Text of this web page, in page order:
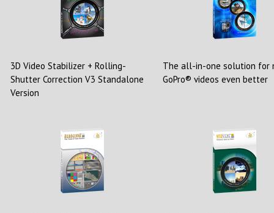
3D Video Stabilizer + Rolling-
Shutter Correction V3 Standalone
Version
The all-in-one solution for
GoPro® videos even better